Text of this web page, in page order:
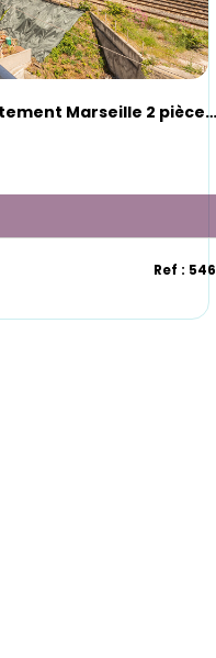
EXCLUSIVITE A VENDRE - Appartement Marseille 2 pièces 39 m2 avec balcon 13005
Ref :